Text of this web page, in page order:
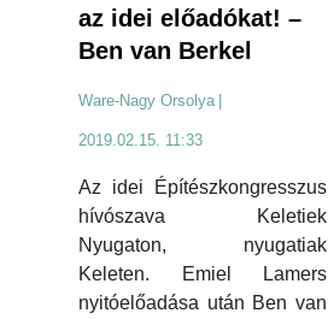
az idei előadókat! –
Ben van Berkel
Ware-Nagy Orsolya
2019.02.15. 11:33
Az idei Építészkongresszus
hívószava Keletiek
Nyugaton, nyugatiak
Keleten. Emiel Lamers
nyitóelőadása után Ben van